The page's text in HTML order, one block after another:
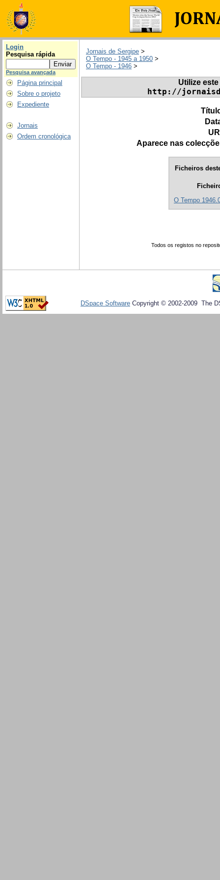
Login
Pesquisa rápida
Pesquisa avançada
Página principal
Sobre o projeto
Expediente
Jornais
Ordem cronológica
Jornais de Sergipe >
O Tempo - 1945 a 1950 >
O Tempo - 1946 >
Utilize
http://
Aparece nas
Ficheiros
O Tempo
Todos os registos no
DSpace Software Copyright © 2002-2009 The